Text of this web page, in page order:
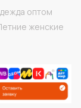
оптом
женские